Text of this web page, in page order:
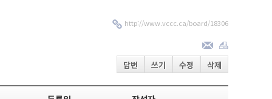
http://www.vccc.ca/board/18306
답변 쓰기 수정 삭제